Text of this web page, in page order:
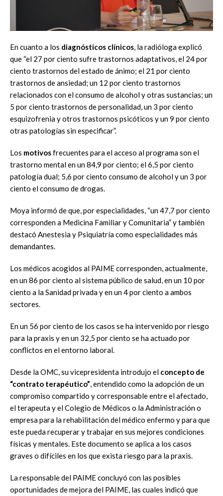
En cuanto a los diagnósticos clínicos, la radióloga explicó
que “el 27 por ciento sufre trastornos adaptativos, el 24 por
ciento trastornos del estado de ánimo; el 21 por ciento
trastornos de ansiedad; un 12 por ciento trastornos
relacionados con el consumo de alcohol y otras sustancias; un
5 por ciento trastornos de personalidad, un 3 por ciento
esquizofrenia y otros trastornos psicóticos y un 9 por ciento
otras patologías sin especificar”.
Los motivosfrecuentes para el acceso al programa son el
trastorno mental en un 84,9 por ciento; el 6,5 por ciento
patología dual; 5,6 por ciento consumo de alcohol y un 3 por
ciento el consumo de drogas.
Moya informó de que, por especialidades, “un 47,7 por ciento
corresponden a Medicina Familiar y Comunitaria” y también
destacó Anestesia y Psiquiatría como especialidades más
demandantes.
Los médicos acogidos al PAIME corresponden, actualmente,
en un 86 por ciento al sistema público de salud, en un 10 por
ciento a la Sanidad privada y en un 4 por ciento a ambos
sectores.
En un 56 por ciento de los casos se ha intervenido por riesgo
para la praxis y en un 32,5 por ciento se ha actuado por
conflictos en el entorno laboral.
Desde la OMC, su vicepresidenta introdujo el concepto de
“contrato terapéutico”, entendido como la adopción de un
compromiso compartido y corresponsable entre el afectado,
el terapeuta y el Colegio de Médicos o la Administración o
empresa para la rehabilitación del médico enfermo y para que
este pueda recuperar y trabajar en sus mejores condiciones
físicas y mentales. Este documento se aplica a los casos
graves o difíciles en los que exista riesgo para la praxis.
La responsable del PAIME concluyó con las posibles
oportunidades de mejora del PAIME, las cuales indicó que